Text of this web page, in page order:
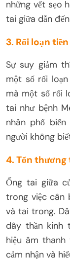
những vết sẹo
tai giữa dẫn
3. Rối loạn
Sự suy giảm
một số rối
mà một số rối
tai như bệnh
nhân phổ
người không
4. Tổn
Ống tai giữa
trong việc cân
và tai trong.
dây thần kinh
hiệu âm
cảm nhận và